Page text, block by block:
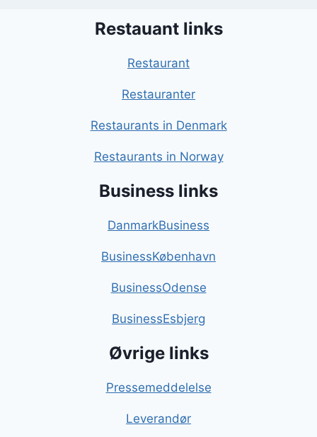
Restauant links
Restaurant
Restauranter
Restaurants in Denmark
Restaurants in Norway
Business links
DanmarkBusiness
BusinessKøbenhavn
BusinessOdense
BusinessEsbjerg
Øvrige links
Pressemeddelelse
Leverandør